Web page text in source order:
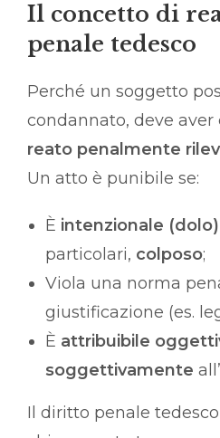
Il concetto di
penale tedesco
Perché un soggetto
condannato, deve aver
reato penalmente
Un atto è punibile se:
È intenzionale (dolo)
particolari, colposo;
Viola una norma
giustificazione (es.
È attribuibile
soggettivamente
Il diritto penale